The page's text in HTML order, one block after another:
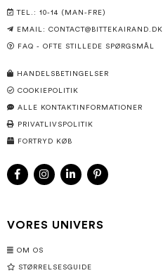
TEL.: 10-14 (MAN-FRE)
EMAIL: CONTACT@BITTEKAIRAND.DK
FAQ - OFTE STILLEDE SPØRGSMÅL
HANDELSBETINGELSER
COOKIEPOLITIK
ALLE KONTAKTINFORMATIONER
PRIVATLIVSPOLITIK
FORTRYD KØB
VORES UNIVERS
OM OS
STØRRELSESGUIDE